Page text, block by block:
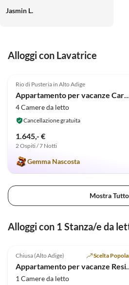
Highlight war natürlich der
fantastisch! Am Balkon konnten
genießen und entspannen. Wir
haben uns alle sehr wohl gefühlt!
Wir haben überhaupt nichts
negatives zu erzählen. Es war ein
Bergen!
Jasmin L.
Alloggi con Lavatrice
Rio di Pusteria in Alto Adige
4 Camere da letto
Cancellazione gratuita
1.645,- €
2 Ospiti / 7 Notti
Gemma Nascosta
Mostra Tutto
Alloggi con 1 Stanza/e da
Chiusa (Alto Adige) Scelta
Appartamento
1 Camere da letto